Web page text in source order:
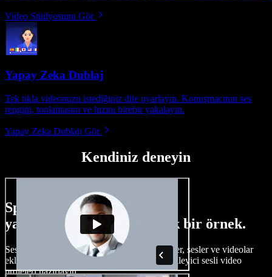
Video Stüdyosunu Gör
Yapay Zeka Dublaj
Tek tıkla videonuzu istediğiniz dile uyarlayın. Konuşmacının ses
rengini, tonlamasını ve hızını birebir yakalayın.
Yapay Zeka Dublajı Gör
Kendiniz deneyin
Speechify Studio ile neler
yapabileceğinize dair küçük bir örnek.
Seslendirmeler oluşturun, telifsiz stok görseller, sesler ve videolar
ekleyin, sesinizi klonlayın ve baştan sona etkileyici sesli video
projeleri hazırlayın.